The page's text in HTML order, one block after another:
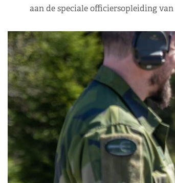
aan de speciale officiersopleiding